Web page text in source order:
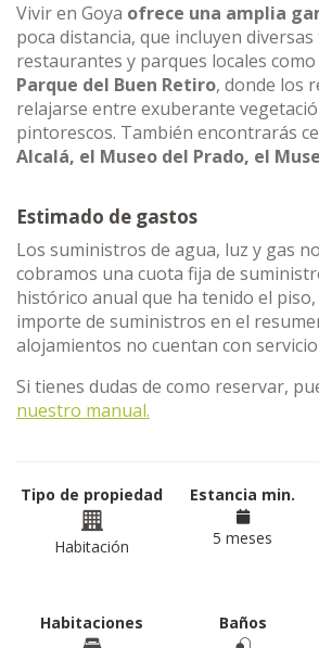
Vivir en Goya ofrece una amplia
poca distancia, que incluyen diversas
restaurantes y parques locales
Parque del Buen Retiro, donde los
relajarse entre exuberante
pintorescos. También encontrarás
Alcalá, el Museo del Prado, el
Estimado de gastos
Los suministros de agua, luz y gas
cobramos una cuota fija de
histórico anual que ha tenido el
importe de suministros en el
alojamientos no cuentan con
Si tienes dudas de como reservar,
nuestro manual.
Tipo de propiedad
Habitación
Estancia min.
5 meses
Habitaciones Baños